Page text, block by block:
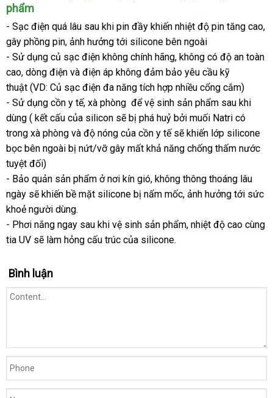
web
phẩm
- Sạc điện lắp
đặt
quá lâu sau khi pin đầy khiến nhiệt độ pin tăng cao,
gây phồng pinđịa
chỉ
, ảnh hưởng tới silicone bên ngoài
- Sử dụng củ sạc điện không chính hãngmới
nhất
, không có độ an toàn
caothương
hiệu
, dòng điện nhập
khẩu
và điện áp không đảm bảo yêu cầu kỹ
thuật (VD: Củ sạc điện đa năng tích hợp nhiều cổng cắm)
- Sử dụng cồn y tếlắp
đặt
, xà phòng xách
tay
để vệ sinh sản phẩm sau khi
dùng ( kết cấu giá
sỉ
của silicon Úc
sẽ bị phá huỷ có
nên
chọn
bởi muối Natri có
trong xà phòng mua
hàng
và độ nóng chợ
của cồn y tế đã
qua
dụng
sẽ khiến lớp silicone
bọc bên ngoài bị nứt/vỡ gây mất khả năng chống thấm nước
tuyệt đối)
- Bảo quản sản phẩm ở nơi kín gióxuất
xứ
, không thông thoáng lâu
ngày giao
hàng
sẽ khiến bề mặt silicone bị nấm mốcđẹp
, ảnh hưởng tới sức
khoẻ người dùng.
- Phơi nắng ngay sau khi vệ sinh sản phẩmđịa
, nhiệt độ cao cùng
tia UV lớn
sẽ làm hỏng cấu trúc qua
của silicone.
Bình luận